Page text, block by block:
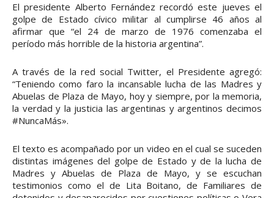
El presidente Alberto Fernández recordó este jueves el
golpe de Estado cívico militar al cumplirse 46 años al
afirmar que “el 24 de marzo de 1976 comenzaba el
período más horrible de la historia argentina”.
A través de la red social Twitter, el Presidente agregó:
“Teniendo como faro la incansable lucha de las Madres y
Abuelas de Plaza de Mayo, hoy y siempre, por la memoria,
la verdad y la justicia las argentinas y argentinos decimos
#NuncaMás».
El texto es acompañado por un video en el cual se suceden
distintas imágenes del golpe de Estado y de la lucha de
Madres y Abuelas de Plaza de Mayo, y se escuchan
testimonios como el de Lita Boitano, de Familiares de